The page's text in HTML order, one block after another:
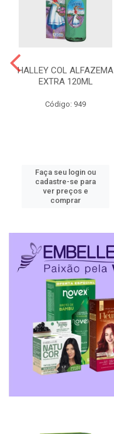
HALLEY COL ALFAZEMA
EXTRA 120ML
Código: 949
Faça seu login ou
cadastre-se para
ver preços e
comprar